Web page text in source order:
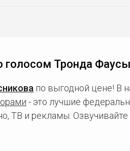
Тронда Фаусы
по выгодной цене! В
- это лучшие
ТВ и рекламы.